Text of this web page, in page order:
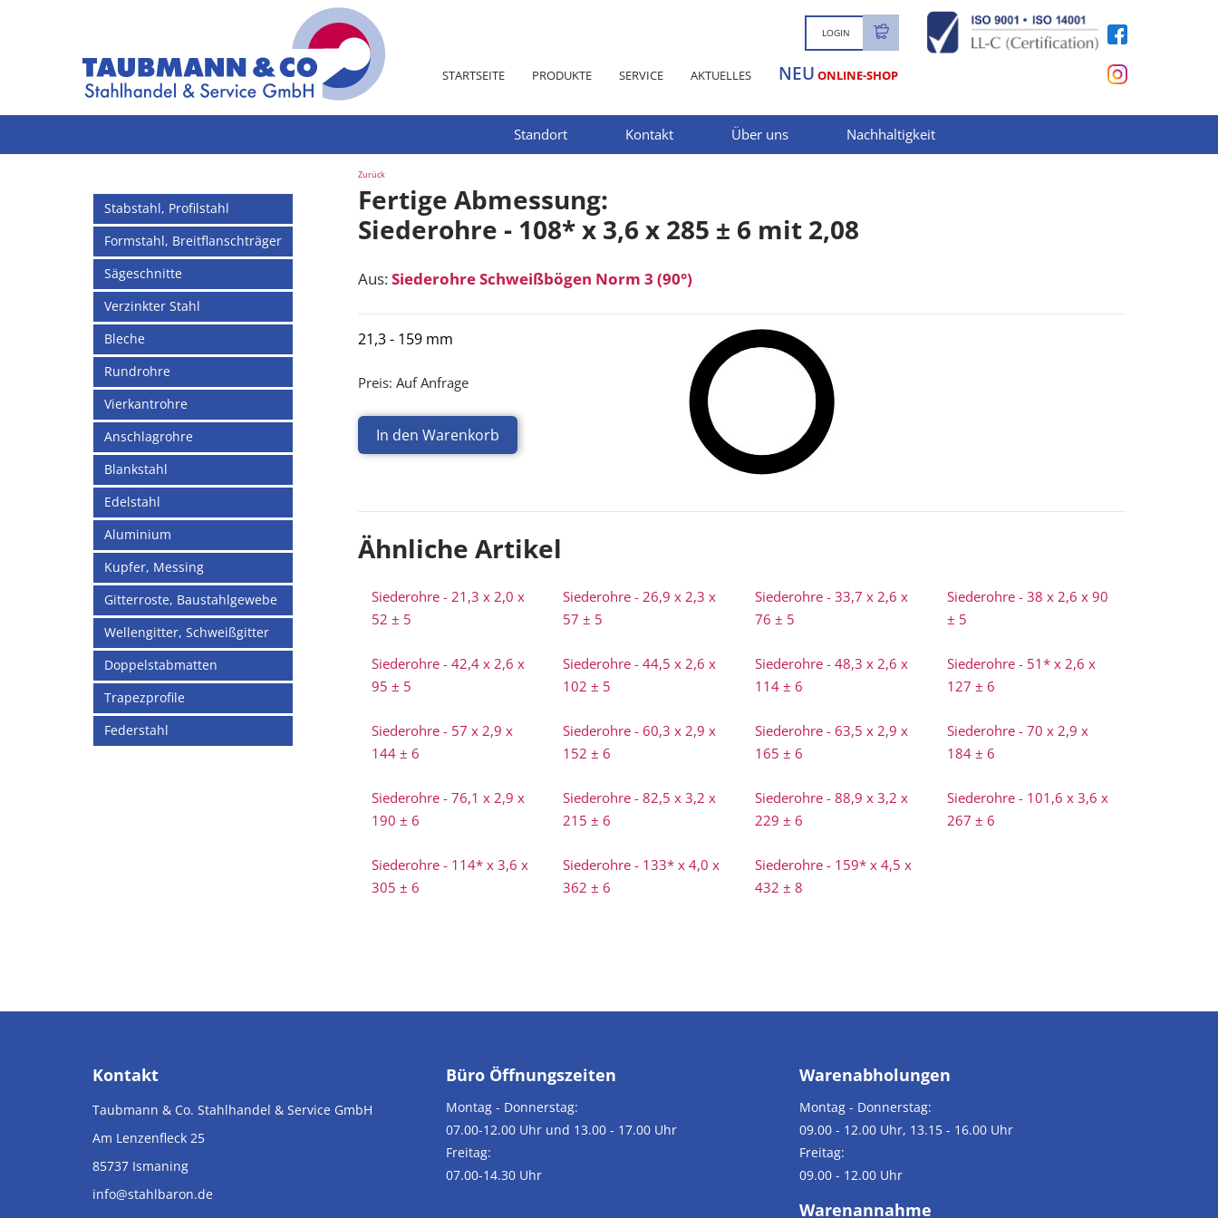
STARTSEITE PRODUKTE SERVICE AKTUELLES NEU ONLINE-SHOP
Standort Kontakt Über uns Nachhaltigkeit
LOGIN
Stabstahl, Profilstahl
Formstahl, Breitflanschträger
Sägeschnitte
Verzinkter Stahl
Bleche
Rundrohre
Vierkantrohre
Anschlagrohre
Blankstahl
Edelstahl
Aluminium
Kupfer, Messing
Gitterroste, Baustahlgewebe
Wellengitter, Schweißgitter
Doppelstabmatten
Trapezprofile
Federstahl
Zurück
Fertige Abmessung:
Siederohre - 108* x 3,6 x 285 ± 6 mit 2,08
Aus:Siederohre Schweißbögen Norm 3 (90°)
21,3 - 159 mm
Preis: Auf Anfrage
In den Warenkorb
Ähnliche Artikel
Siederohre - 21,3 x 2,0 x
52 ± 5
Siederohre - 26,9 x 2,3 x
57 ± 5
Siederohre - 33,7 x 2,6 x
76 ± 5
Siederohre - 38 x 2,6 x 90
± 5
Siederohre - 42,4 x 2,6 x
95 ± 5
Siederohre - 44,5 x 2,6 x
102 ± 5
Siederohre - 48,3 x 2,6 x
114 ± 6
Siederohre - 51* x 2,6 x
127 ± 6
Siederohre - 57 x 2,9 x
144 ± 6
Siederohre - 60,3 x 2,9 x
152 ± 6
Siederohre - 63,5 x 2,9 x
165 ± 6
Siederohre - 70 x 2,9 x
184 ± 6
Siederohre - 76,1 x 2,9 x
190 ± 6
Siederohre - 82,5 x 3,2 x
215 ± 6
Siederohre - 88,9 x 3,2 x
229 ± 6
Siederohre - 101,6 x 3,6 x
267 ± 6
Siederohre - 114* x 3,6 x
305 ± 6
Siederohre - 133* x 4,0 x
362 ± 6
Siederohre - 159* x 4,5 x
432 ± 8
Kontakt
Taubmann & Co. Stahlhandel & Service GmbH
Am Lenzenfleck 25
85737 Ismaning
info@stahlbaron.de
Büro Öffnungszeiten
Montag - Donnerstag:
07.00-12.00 Uhr und 13.00 - 17.00 Uhr
Freitag:
07.00-14.30 Uhr
Warenabholungen
Montag - Donnerstag:
09.00 - 12.00 Uhr, 13.15 - 16.00 Uhr
Freitag:
09.00 - 12.00 Uhr
Warenannahme